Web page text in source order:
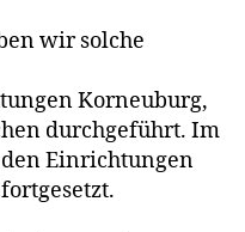
wir solche
Korneuburg,
durchgeführt. Im
Einrichtungen